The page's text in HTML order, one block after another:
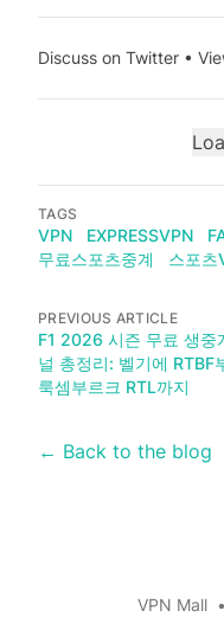
Discuss on Twitter •
TAGS
VPN EXPRESSVPN
무료스포츠중계
스포츠
PREVIOUS ARTICLE
F1 2026 시즌 무료 생중
널 총정리: 벨기에 RTBF
룩셈부르크 RTL까지
← Back to the blog
VPN Mall •